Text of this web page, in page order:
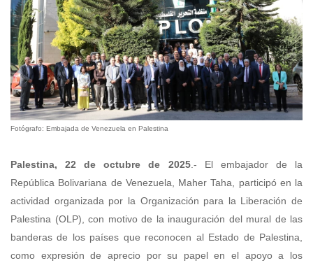
Fotógrafo: Embajada de Venezuela en Palestina
Palestina, 22 de octubre de 2025.- El embajador de la
República Bolivariana de Venezuela, Maher Taha, participó en la
actividad organizada por la Organización para la Liberación de
Palestina (OLP), con motivo de la inauguración del mural de las
banderas de los países que reconocen al Estado de Palestina,
como expresión de aprecio por su papel en el apoyo a los